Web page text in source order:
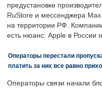
предустановке
RuStore и мессенджера
на территории РФ.
есть нюанс: Apple в России
Операторы перестали
платить за них все равно
Операторы связи начали